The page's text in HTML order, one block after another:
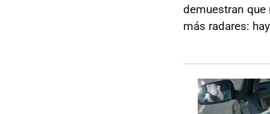
demuestran
más radares: